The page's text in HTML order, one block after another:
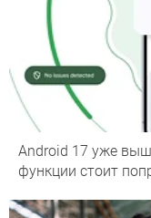
Android 17 уже
функции стоит